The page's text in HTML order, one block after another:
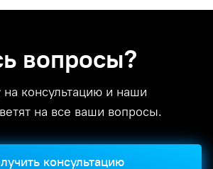
вопросы?
на консультацию и наши
на все ваши вопросы.
консультацию